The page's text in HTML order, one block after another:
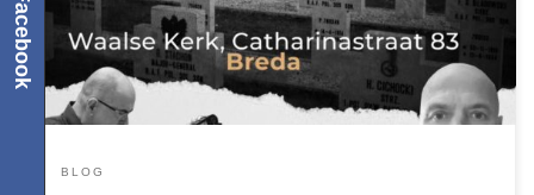
generała Maczka a potem zapraszamy na spotkanie w Waalse
Kerk […]
BLOG
Facebook